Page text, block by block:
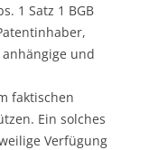
1 Satz 1 BGB
und
faktischen
Ein solches
Verfügung